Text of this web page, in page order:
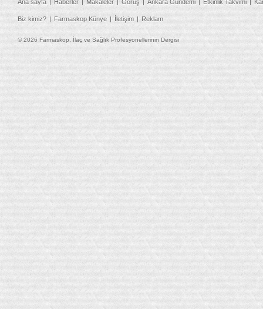
Ana sayfa Haberler Makaleler Görüş Ankara Gündemi Etkinlik Takvimi
Biz kimiz? Farmaskop Künye İletişim Reklam
© 2026 Farmaskop, İlaç ve Sağlık Profesyonellerinin Dergisi